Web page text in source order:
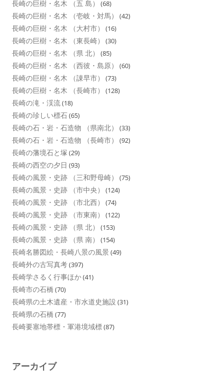
長崎の巨樹・名木 （五 島） (68)
長崎の巨樹・名木 （壱岐・対馬） (42)
長崎の巨樹・名木 （大村市） (16)
長崎の巨樹・名木 （東長崎） (30)
長崎の巨樹・名木 （県 北） (85)
長崎の巨樹・名木 （西彼・島原） (60)
長崎の巨樹・名木 （諌早市） (73)
長崎の巨樹・名木 （長崎市） (128)
長崎の滝・渓流(18)
長崎の珍しい標石(65)
長崎の石・岩・石造物 （県南北） (33)
長崎の石・岩・石造物 （長崎市） (92)
長崎の藩境石と塚 (29)
長崎の西空の夕日 (93)
長崎の風景・史跡 （三和野母崎） (75)
長崎の風景・史跡 （市中央） (124)
長崎の風景・史跡 （市北西） (74)
長崎の風景・史跡 （市東南） (122)
長崎の風景・史跡 （県 北） (153)
長崎の風景・史跡 （県 南） (154)
長崎名勝図絵・長崎八景の風景 (49)
長崎外の古写真考(397)
長崎学さるく行事ほか(41)
長崎市の石橋 (70)
長崎県の土木遺産・市水道史施設 (31)
長崎県の石橋 (77)
長崎要塞地帯標・軍港境域標(87)
アーカイブ